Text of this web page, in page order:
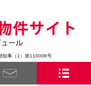
知事（1）第110008号